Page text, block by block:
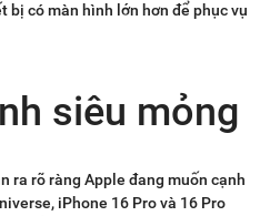
có màn hình lớn hơn để phục vụ
siêu mỏng
ra rõ ràng Apple đang muốn cạnh
iPhone 16 Pro và 16 Pro